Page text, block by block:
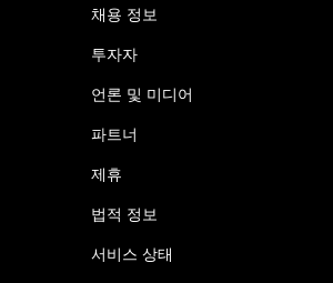
채용 정보
투자자
언론 및 미디어
파트너
제휴
법적 정보
서비스 상태